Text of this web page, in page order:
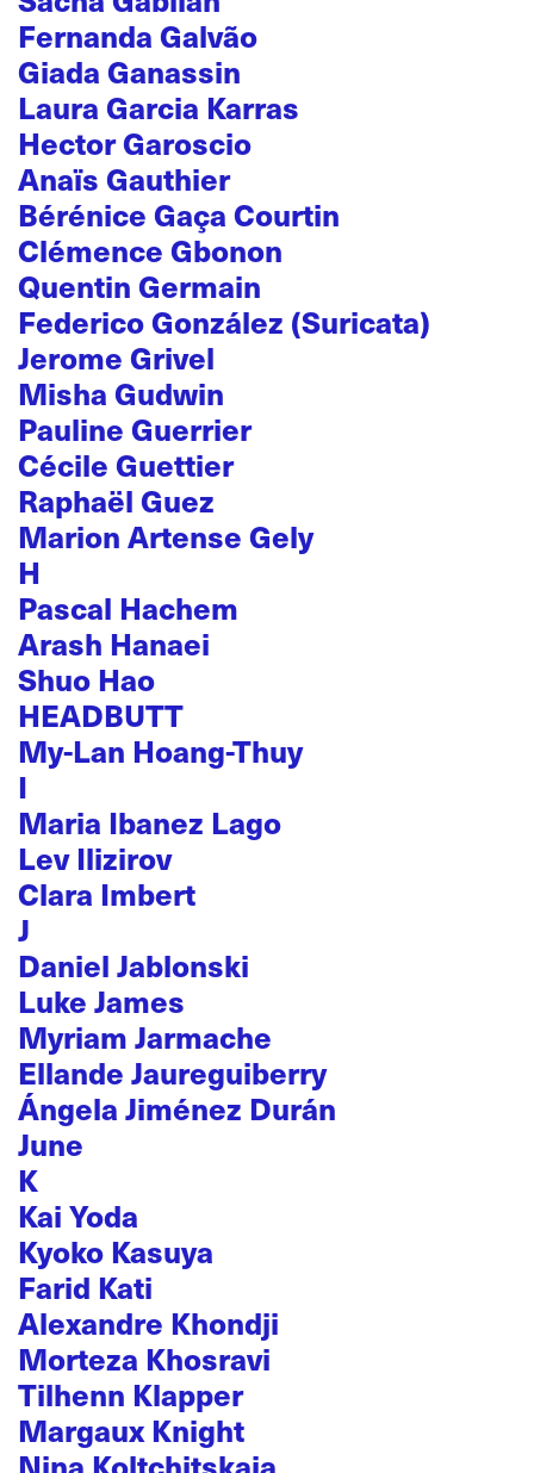
Fernanda Galvão
Giada Ganassin
Laura Garcia Karras
Hector Garoscio
Anaïs Gauthier
Bérénice Gaça Courtin
Clémence Gbonon
Quentin Germain
Federico González (Suricata)
Jerome Grivel
Misha Gudwin
Pauline Guerrier
Cécile Guettier
Raphaël Guez
Marion Artense Gely
H
Pascal Hachem
Arash Hanaei
Shuo Hao
HEADBUTT
My-Lan Hoang-Thuy
I
Maria Ibanez Lago
Lev Ilizirov
Clara Imbert
J
Daniel Jablonski
Luke James
Myriam Jarmache
Ellande Jaureguiberry
Ángela Jiménez Durán
June
K
Kai Yoda
Kyoko Kasuya
Farid Kati
Alexandre Khondji
Morteza Khosravi
Tilhenn Klapper
Margaux Knight